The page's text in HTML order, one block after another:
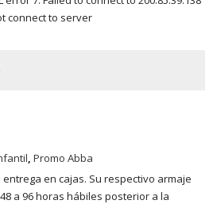
connect to server
, Promo Abba
en cajas. Su respectivo armaje
a 96 horas hábiles posterior a la